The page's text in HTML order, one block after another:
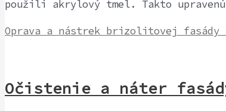
použili akrylový tmel. Takto
Oprava a nástrek brizolitovej fasády
Očistenie a náter